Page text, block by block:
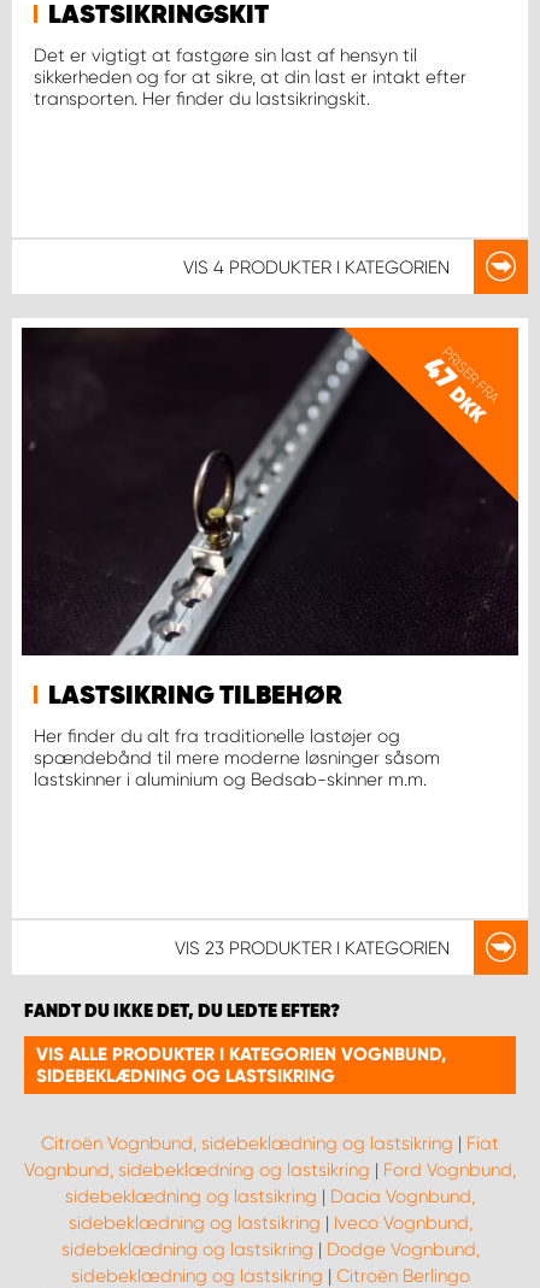
LASTSIKRINGSKIT
Det er vigtigt at fastgøre sin last af hensyn til
sikkerheden og for at sikre, at din last er intakt efter
transporten. Her finder du lastsikringskit.
VIS 4 PRODUKTER I KATEGORIEN
PRISER FRA
47
DKK
LASTSIKRING TILBEHØR
Her finder du alt fra traditionelle lastøjer og
spændebånd til mere moderne løsninger såsom
lastskinner i aluminium og Bedsab-skinner m.m.
VIS 23 PRODUKTER I KATEGORIEN
FANDT DU IKKE DET, DU LEDTE EFTER?
VIS ALLE PRODUKTER I KATEGORIEN VOGNBUND,
SIDEBEKLÆDNING OG LASTSIKRING
Citroën Vognbund, sidebeklædning og lastsikring | Fiat
Vognbund, sidebeklædning og lastsikring | Ford Vognbund,
sidebeklædning og lastsikring | Dacia Vognbund,
sidebeklædning og lastsikring | Iveco Vognbund,
sidebeklædning og lastsikring | Dodge Vognbund,
sidebeklædning og lastsikring | Citroën Berlingo